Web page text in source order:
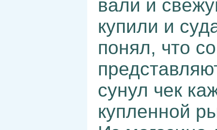
вали и
купили и
понял, что
сунул чек
купленной